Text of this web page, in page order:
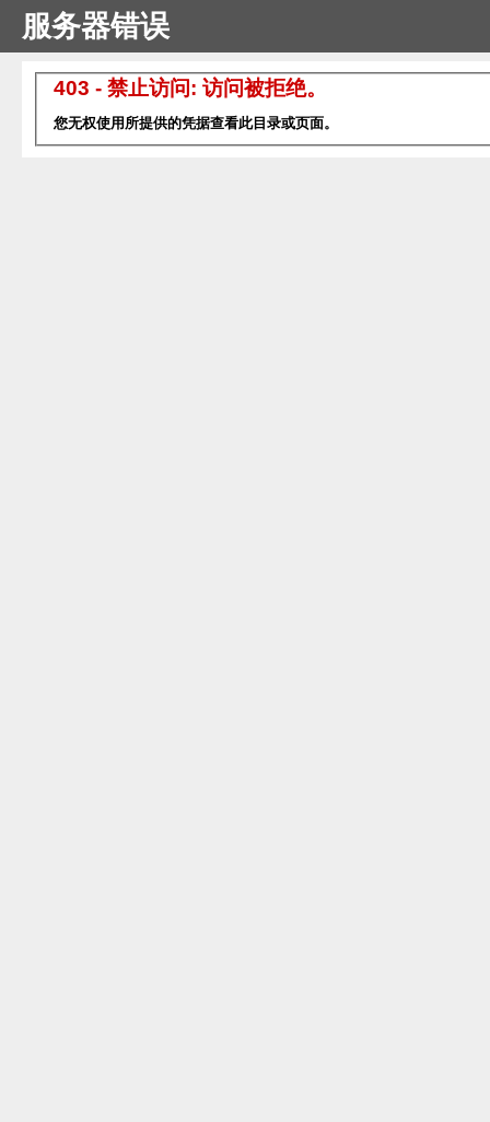
服务器错误
403 - 禁止访问: 访问被拒绝。
您无权使用所提供的凭据查看此目录或页面。